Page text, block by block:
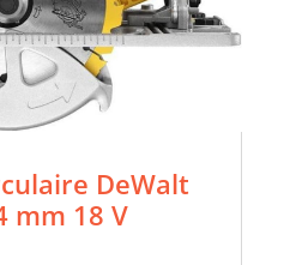
DeWalt
mm 18 V